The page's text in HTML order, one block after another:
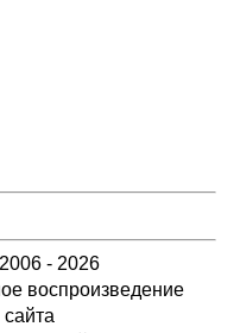
- 2026
воспроизведение